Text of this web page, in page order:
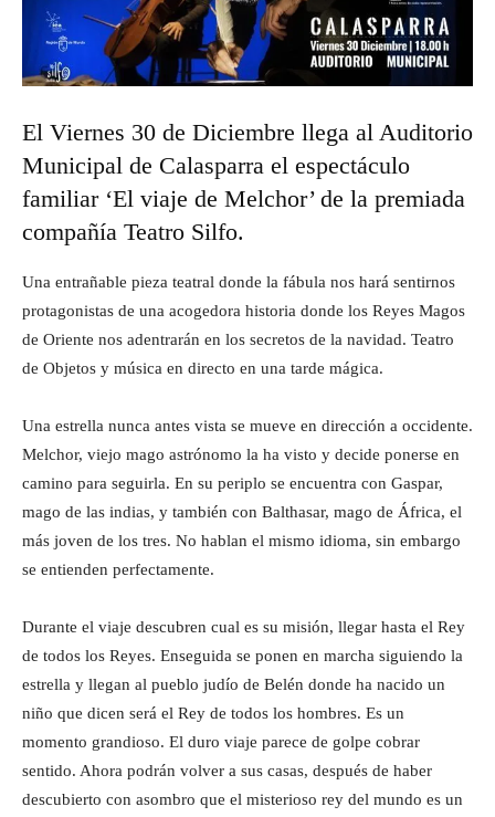
El Viernes 30 de Diciembre llega al Auditorio
Municipal de Calasparra el espectáculo
familiar ‘El viaje de Melchor’ de la premiada
compañía Teatro Silfo.
Una entrañable pieza teatral donde la fábula nos hará sentirnos
protagonistas de una acogedora historia donde los Reyes Magos
de Oriente nos adentrarán en los secretos de la navidad. Teatro
de Objetos y música en directo en una tarde mágica.
Una estrella nunca antes vista se mueve en dirección a occidente.
Melchor, viejo mago astrónomo la ha visto y decide ponerse en
camino para seguirla. En su periplo se encuentra con Gaspar,
mago de las indias, y también con Balthasar, mago de África, el
más joven de los tres. No hablan el mismo idioma, sin embargo
se entienden perfectamente.
Durante el viaje descubren cual es su misión, llegar hasta el Rey
de todos los Reyes. Enseguida se ponen en marcha siguiendo la
estrella y llegan al pueblo judío de Belén donde ha nacido un
niño que dicen será el Rey de todos los hombres. Es un
momento grandioso. El duro viaje parece de golpe cobrar
sentido. Ahora podrán volver a sus casas, después de haber
descubierto con asombro que el misterioso rey del mundo es un